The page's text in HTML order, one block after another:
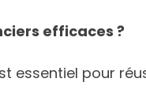
efficaces ?
essentiel pour